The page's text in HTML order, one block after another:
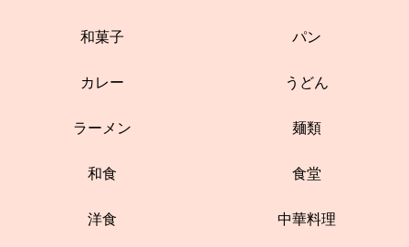
和菓子 パン
カレー うどん
ラーメン 麺類
和食 食堂
洋食 中華料理